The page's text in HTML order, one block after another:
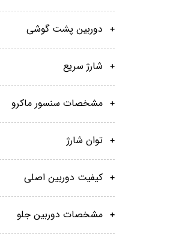
دوربین‌ پشت گوشی
شارژ سریع
مشخصات سنسور ماکرو
توان شارژ
کیفیت دوربین اصلی
مشخصات دوربین جلو